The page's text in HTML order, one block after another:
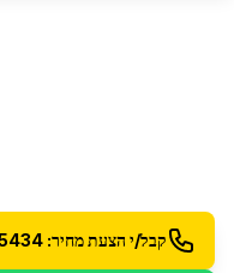
קבל/י הצעת מחיר: 054-742-5434